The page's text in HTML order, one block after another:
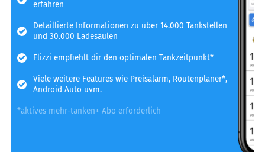
erfahren
Detaillierte Informationen zu über 14.000 Tankstellen
und 30.000 Ladesäulen
Flizzi empfiehlt dir den optimalen Tankzeitpunkt*
Viele weitere Features wie Preisalarm, Routenplaner*,
Android Auto uvm.
*aktives mehr-tanken+ Abo erforderlich